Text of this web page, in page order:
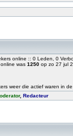
online :: 0 Leden, 0
was 1250 op zo 27 jul
weer die actief waren in
, Redacteur